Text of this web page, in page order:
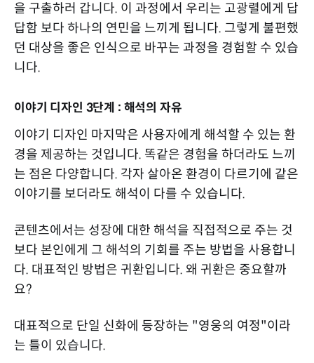
을 구출하러 갑니다. 이 과정에서 우리는 고광렬에게 답
답함 보다 하나의 연민을 느끼게 됩니다. 그렇게 불편했
던 대상을 좋은 인식으로 바꾸는 과정을 경험할 수 있습
니다.
이야기 디자인 3단계 : 해석의 자유
이야기 디자인 마지막은 사용자에게 해석할 수 있는 환
경을 제공하는 것입니다. 똑같은 경험을 하더라도 느끼
는 점은 다양합니다. 각자 살아온 환경이 다르기에 같은
이야기를 보더라도 해석이 다를 수 있습니다.
콘텐츠에서는 성장에 대한 해석을 직접적으로 주는 것
보다 본인에게 그 해석의 기회를 주는 방법을 사용합니
다. 대표적인 방법은 귀환입니다. 왜 귀환은 중요할까
요?
대표적으로 단일 신화에 등장하는 "영웅의 여정"이라
는 틀이 있습니다.